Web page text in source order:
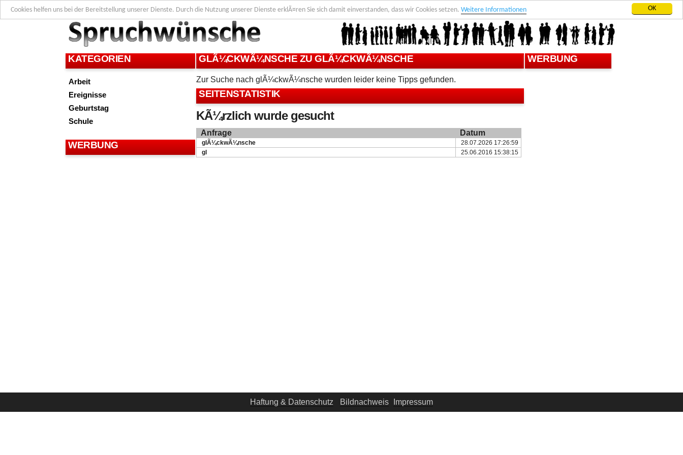
OK
Cookies helfen uns bei der Bereitstellung unserer Dienste. Durch die Nutzung unserer Dienste erklÃ¤ren Sie sich damit einverstanden, dass wir Cookies setzen. Weitere Informationen
KATEGORIEN
Arbeit
Ereignisse
Geburtstag
Schule
WERBUNG
GLÃ¼CKWÃ¼NSCHE ZU GLÃ¼CKWÃ¼NSCHE
Zur Suche nach glÃ¼ckwÃ¼nsche wurden leider keine Tipps gefunden.
SEITENSTATISTIK
KÃ¼rzlich wurde gesucht
Anfrage Datum
glÃ¼ckwÃ¼nsche
28.07.2026 17:26:59
gl
25.06.2016 15:38:15
WERBUNG
Haftung & Datenschutz Bildnachweis Impressum